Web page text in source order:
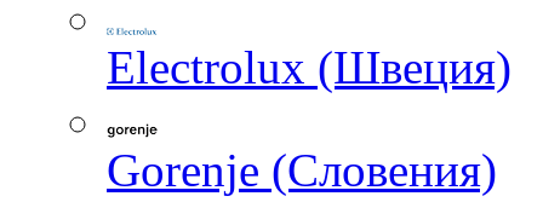
Electrolux (Швеция)
Gorenje (Словения)